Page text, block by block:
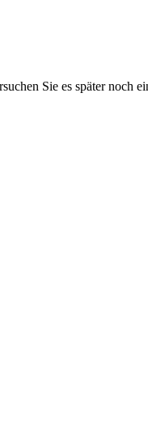
Sie es später